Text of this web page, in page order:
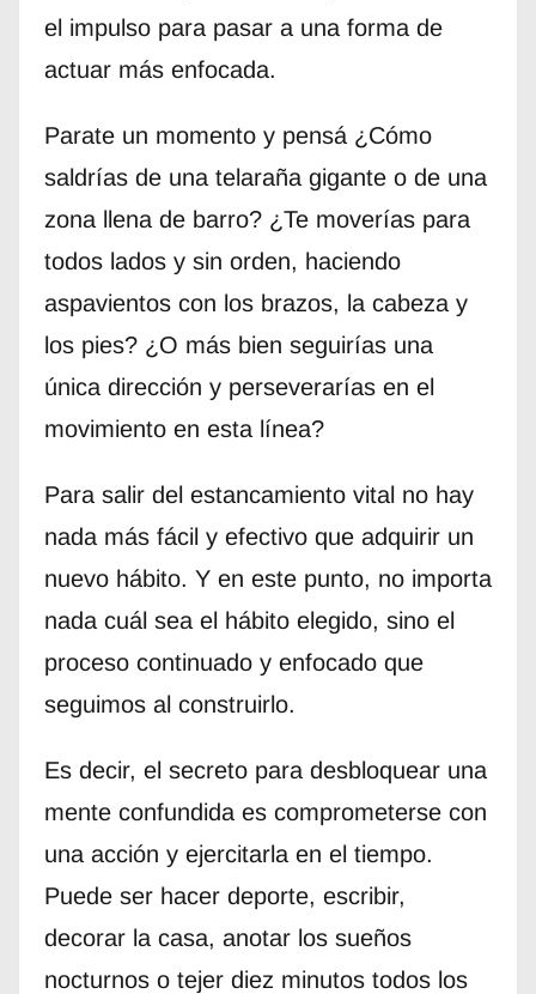
el impulso para pasar a una forma de
actuar más enfocada.
Parate un momento y pensá ¿Cómo
saldrías de una telaraña gigante o de una
zona llena de barro? ¿Te moverías para
todos lados y sin orden, haciendo
aspavientos con los brazos, la cabeza y
los pies? ¿O más bien seguirías una
única dirección y perseverarías en el
movimiento en esta línea?
Para salir del estancamiento vital no hay
nada más fácil y efectivo que adquirir un
nuevo hábito. Y en este punto, no importa
nada cuál sea el hábito elegido, sino el
proceso continuado y enfocado que
seguimos al construirlo.
Es decir, el secreto para desbloquear una
mente confundida es comprometerse con
una acción y ejercitarla en el tiempo.
Puede ser hacer deporte, escribir,
decorar la casa, anotar los sueños
nocturnos o tejer diez minutos todos los